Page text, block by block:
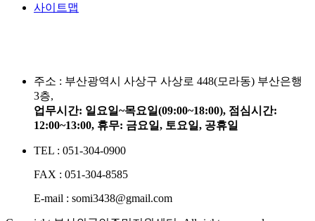
사이트맵
주소 : 부산광역시 사상구 사상로 448(모라동) 부산은행
3층,
업무시간: 일요일~목요일(09:00~18:00), 점심시간:
12:00~13:00, 휴무: 금요일, 토요일, 공휴일
TEL : 051-304-0900
FAX : 051-304-8585
E-mail : somi3438@gmail.com